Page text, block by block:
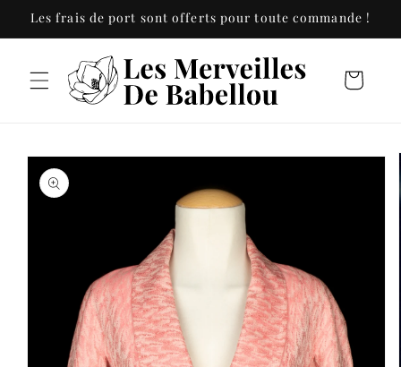
passer
au
Les frais de port sont offerts pour toute commande !
Panier
informations
produits